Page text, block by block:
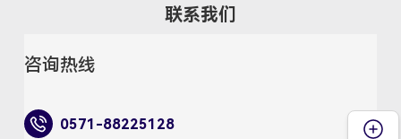
联系我们
咨询热线
0571-88225128